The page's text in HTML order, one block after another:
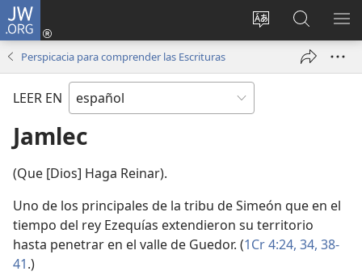
JW.ORG
Cambiar
del sitio
Iniciar
sesión
nueva
en
jw.org
Perspicacia para comprender las Escrituras
LEER EN
Jamlec
(Que [Dios] Haga Reinar).
Uno de los principales de la tribu de Simeón que en el
tiempo del rey Ezequías extendieron su territorio
hasta penetrar en el valle de Guedor. (1Cr 4:24, 34, 38-
41.)